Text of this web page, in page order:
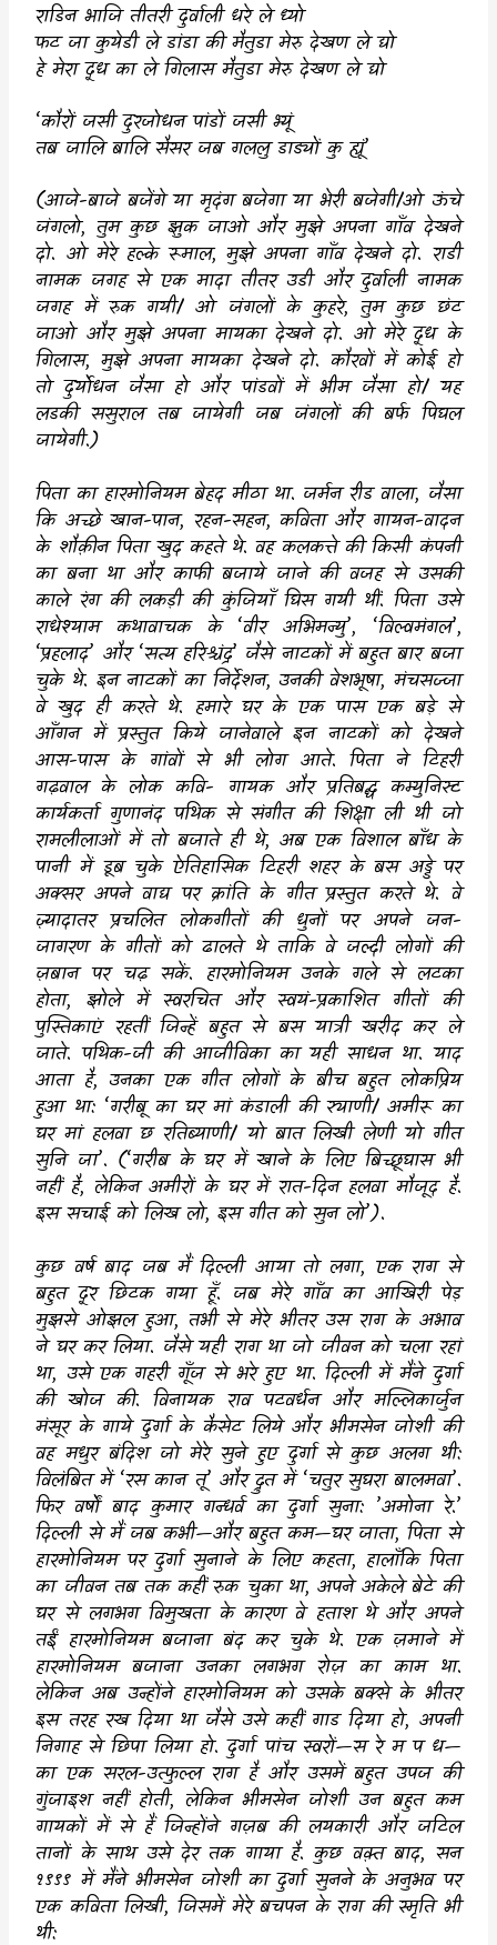
राडिन भाजि तीतरी दुर्वाली धरे ले ध्यो
फट जा कुयेडी ले डांडा की मैतुडा मेरु देखण ले द्यो
हे मेरा दूध का ले गिलास मैतुडा मेरु देखण ले द्यो
‘कौरों जसी दुरजोधन पांडों जसी भ्यूं
तब जालि बालि सैसर जब गललु डाड्यों कु ह्यूं’
(आजे-बाजे बजेंगे या मृदंग बजेगा या भेरी बजेगी/ओ ऊंचे
जंगलो, तुम कुछ झुक जाओ और मुझे अपना गाँव देखने
दो. ओ मेरे हल्के रूमाल, मुझे अपना गाँव देखने दो. राडी
नामक जगह से एक मादा तीतर उडी और दुर्वाली नामक
जगह में रुक गयी/ ओ जंगलों के कुहरे,तुम कुछ छंट
जाओ और मुझे अपना मायका देखने दो. ओ मेरे दूध के
गिलास, मुझे अपना मायका देखने दो. कौरवों में कोई हो
तो दुर्योधन जैसा हो और पांडवों में भीम जैसा हो/ यह
लडकी ससुराल तब जायेगी जब जंगलों की बर्फ पिघल
जायेगी.)
पिता का हारमोनियम बेहद मीठा था. जर्मन रीड वाला, जैसा
कि अच्छे खान-पान, रहन-सहन, कविता और गायन-वादन
के शौक़ीन पिता खुद कहते थे. वह कलकत्ते की किसी कंपनी
का बना था और काफी बजाये जाने की वजह से उसकी
काले रंग की लकड़ी की कुंजियाँ घिस गयी थीं. पिता उसे
राधेश्याम कथावाचक के ‘वीर अभिमन्यु’, ‘विल्वमंगल’,
‘प्रहलाद’ और‘सत्य हरिश्चंद्र’ जैसे नाटकों में बहुत बार बजा
चुके थे. इन नाटकों का निर्देशन,उनकी वेशभूषा, मंचसज्जा
वे खुद ही करते थे. हमारे घर के एक पास एक बड़े से
आँगन में प्रस्तुत किये जानेवाले इन नाटकों को देखने
आस-पास के गांवों से भी लोग आते. पिता ने टिहरी
गढ़वाल के लोक कवि- गायक और प्रतिबद्ध कम्युनिस्ट
कार्यकर्ता गुणानंद पथिक से संगीत की शिक्षा ली थी जो
रामलीलाओं में तो बजाते ही थे, अब एक विशाल बाँध के
पानी में डूब चुके ऐतिहासिक टिहरी शहर के बस अड्डे पर
अक्सर अपने वाद्य पर क्रांति के गीत प्रस्तुत करते थे. वे
ज़्यादातर प्रचलित लोकगीतों की धुनों पर अपने जन-
जागरण के गीतों को ढालते थे ताकि वे जल्दी लोगों की
ज़बान पर चढ़ सकें. हारमोनियम उनके गले से लटका
होता,झोले में स्वरचित और स्वयं-प्रकाशित गीतों की
पुस्तिकाएं रहतीं जिन्हें बहुत से बस यात्री खरीद कर ले
जाते. पथिक-जी की आजीविका का यही साधन था. याद
आता है,उनका एक गीत लोगों के बीच बहुत लोकप्रिय
हुआ था: ‘गरीबू का घर मां कंडाली की स्याणी/ अमीरू का
घर मां हलवा छ रतिब्याणी/ यो बात लिखी लेणी यो गीत
सुनि जा’. (‘गरीब के घर में खाने के लिए बिच्छूघास भी
नहीं है, लेकिन अमीरों के घर में रात-दिन हलवा मौजूद है.
इस सचाई को लिख लो,इस गीत को सुन लो’).
कुछ वर्ष बाद जब मैं दिल्ली आया तो लगा, एक राग से
बहुत दूर छिटक गया हूँ. जब मेरे गाँव का आखिरी पेड़
मुझसे ओझल हुआ, तभी से मेरे भीतर उस राग के अभाव
ने घर कर लिया. जैसे यही राग था जो जीवन को चला रहां
था, उसे एक गहरी गूँज से भरे हुए था. दिल्ली में मैंने दुर्गा
की खोज की. विनायक राव पटवर्धन और मल्लिकार्जुन
मंसूर के गाये दुर्गा के कैसेट लिये और भीमसेन जोशी की
वह मधुर बंदिश जो मेरे सुने हुए दुर्गा से कुछ अलग थी:
विलंबित में‘रस कान तू’ और द्रुत में‘चतुर सुघरा बालमवा’.
फिर वर्षों बाद कुमार गन्धर्व का दुर्गा सुना: ’अमोना रे.’
दिल्ली से मैं जब कभी—और बहुत कम—घर जाता,पिता से
हारमोनियम पर दुर्गा सुनाने के लिए कहता, हालाँकि पिता
का जीवन तब तक कहीं रुक चुका था, अपने अकेले बेटे की
घर से लगभग विमुखता के कारण वे हताश थे और अपने
तईं हारमोनियम बजाना बंद कर चुके थे. एक ज़माने में
हारमोनियम बजाना उनका लगभग रोज़ का काम था.
लेकिन अब उन्होंने हारमोनियम को उसके बक्से के भीतर
इस तरह रख दिया था जैसे उसे कहीं गाड दिया हो, अपनी
निगाह से छिपा लिया हो. दुर्गा पांच स्वरों—स रे म प ध—
का एक सरल-उत्फुल्ल राग है और उसमें बहुत उपज की
गुंजाइश नहीं होती, लेकिन भीमसेन जोशी उन बहुत कम
गायकों में से हैं जिन्होंने गज़ब की लयकारी और जटिल
तानों के साथ उसे देर तक गाया है. कुछ वक़्त बाद, सन
१९९९ में मैंने भीमसेन जोशी का दुर्गा सुनने के अनुभव पर
एक कविता लिखी, जिसमें मेरे बचपन के राग की स्मृति भी
थी: